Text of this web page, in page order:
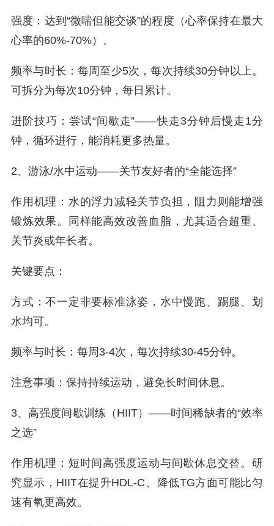
强度：达到“微喘但能交谈”的程度（心率保持在最大
心率的60%-70%）。
频率与时长：每周至少5次，每次持续30分钟以上。
可拆分为每次10分钟，每日累计。
进阶技巧：尝试“间歇走”——快走3分钟后慢走1分
钟，循环进行，能消耗更多热量。
2、游泳/水中运动——关节友好者的“全能选择”
作用机理：水的浮力减轻关节负担，阻力则能增强
锻炼效果。同样能高效改善血脂，尤其适合超重、
关节炎或年长者。
关键要点：
方式：不一定非要标准泳姿，水中慢跑、踢腿、划
水均可。
频率与时长：每周3-4次，每次持续30-45分钟。
注意事项：保持持续运动，避免长时间休息。
3、高强度间歇训练（HIIT）——时间稀缺者的“效率
之选”
作用机理：短时间高强度运动与间歇休息交替。研
究显示，HIIT在提升HDL-C、降低TG方面可能比匀
速有氧更高效。